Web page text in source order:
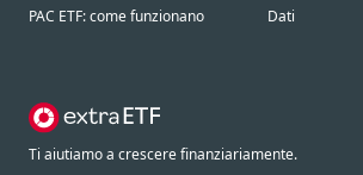
PAC ETF: come funzionano
Dati
Ti aiutiamo a crescere finanziariamente.